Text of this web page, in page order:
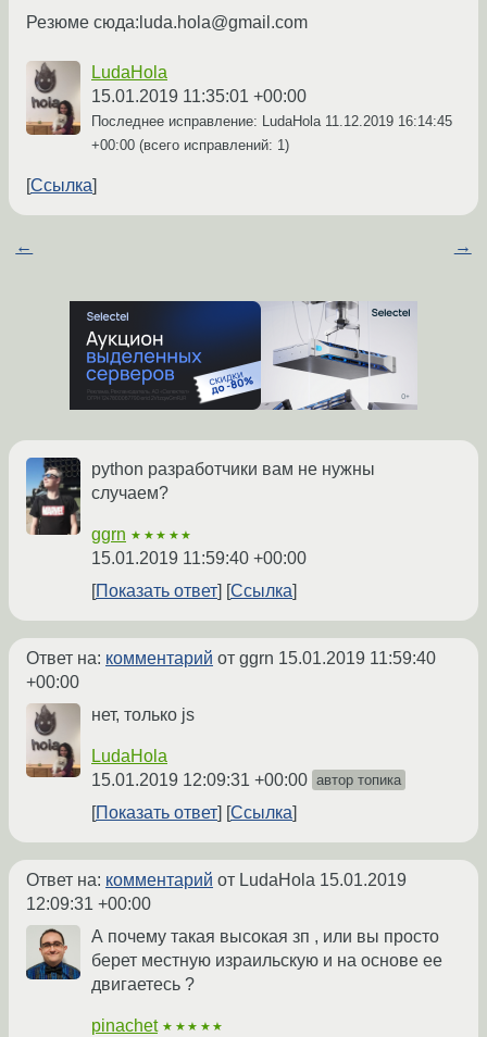
Резюме сюда:luda.hola@gmail.com
LudaHola
15.01.2019 11:35:01 +00:00
Последнее исправление: LudaHola 11.12.2019 16:14:45
+00:00 (всего исправлений: 1)
Ссылка
← →
python разработчики вам не нужны
случаем?
ggrn ★★★★★
15.01.2019 11:59:40 +00:00
Показать ответ
Ссылка
Ответ на: комментарий от ggrn 15.01.2019 11:59:40
+00:00
нет, только js
LudaHola
15.01.2019 12:09:31 +00:00 автор топика
Показать ответ Ссылка
Ответ на: комментарий от LudaHola 15.01.2019
12:09:31 +00:00
А почему такая высокая зп , или вы просто
берет местную израильскую и на основе ее
двигаетесь ?
pinachet ★★★★★